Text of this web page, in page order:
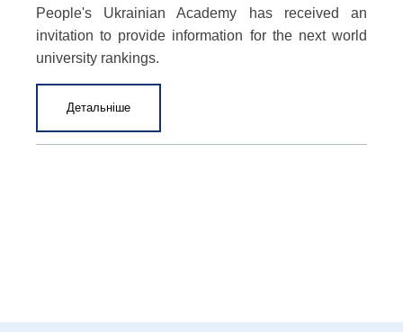
People's Ukrainian Academy has received an
invitation to provide information for the next world
university rankings.
Детальніше